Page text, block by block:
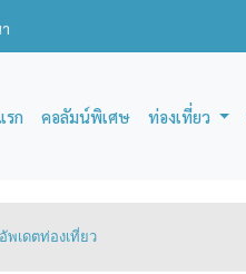
รก คอลัมน์พิเศษ ท่องเที่ยว
อัพเดตท่องเที่ยว